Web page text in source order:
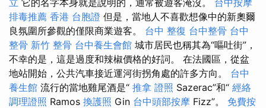
立 它的名字本身就是說明的，通常被遊客淹沒。 台中按摩
排毒推薦 香港 台胞證 但是，當地人不喜歡想像中的新奧爾
良氛圍所參觀的僅限商業遊客。 台中 整復 台中整骨 台中
整骨 新竹 整骨 台中養生會館 城市居民也稱其為“嘔吐街”，
不幸的是，這是過度和辣椒價格的好詞。 在法國區，從盆
地站開始，公共汽車接近運河街拐角處的許多方向。 台中
養生館 流行的當地雞尾酒是“ 推拿 證照 Sazerac”和“ 經絡
調理證照 Ramos 換護照 Gin 台中頭部按摩 Fizz”。 免費按